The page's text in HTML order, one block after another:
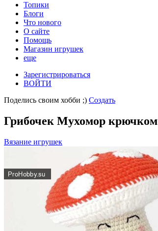
Топики
Блоги
Что нового
О сайте
Помощь
Магазин игрушек
еще
Зарегистрироваться
ВОЙТИ
Поделись своим хобби ;) Создать
Грибочек Мухомор крючком
Вязание игрушек